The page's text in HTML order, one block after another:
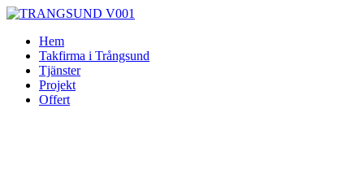
Skip
contentHem
Takfirma i Trångsund
Tjänster
Projekt
Offert